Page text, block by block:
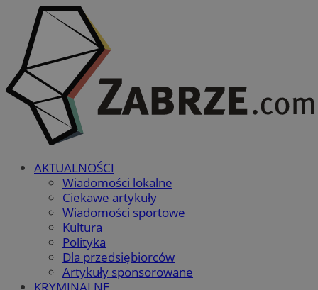
AKTUALNOŚCI
Wiadomości lokalne
Ciekawe artykuły
Wiadomości sportowe
Kultura
Polityka
Dla przedsiębiorców
Artykuły sponsorowane